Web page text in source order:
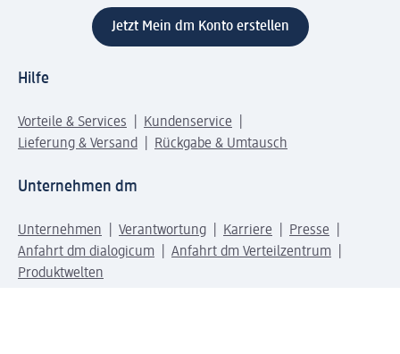
Jetzt Mein dm Konto erstellen
Hilfe
Vorteile & Services
Kundenservice
Lieferung & Versand
Rückgabe & Umtausch
Unternehmen dm
Unternehmen Verantwortung Karriere
Presse
Anfahrt dm dialogicum
Anfahrt dm Verteilzentrum
Produktwelten